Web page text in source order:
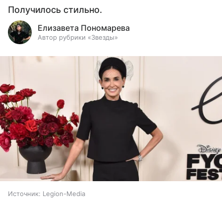
Получилось стильно.
Елизавета Пономарева
Автор рубрики «Звезды»
Источник: Legion-Media